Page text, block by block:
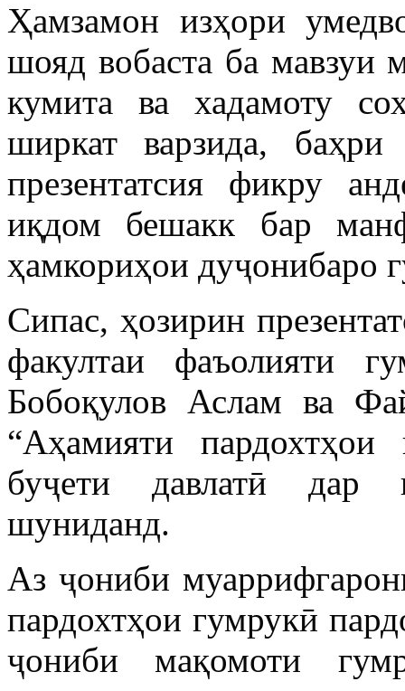
Ҳамзамон изҳори
шояд вобаста ба мавзуи
кумита ва хадамоту
ширкат варзида,
презентатсия фикру
иқдом бешакк бар
ҳамкориҳои дуҷонибаро
Сипас, ҳозирин
факултаи фаъолияти
Бобоқулов Аслам ва
“Аҳамияти пардохтҳои
буҷети давлатӣ дар
шуниданд.
Аз ҷониби
пардохтҳои гумрукӣ
ҷониби мақомоти